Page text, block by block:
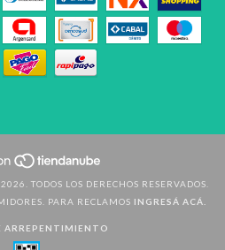
TODOS LOS DERECHOS RESERVADOS.
PARA RECLAMOS INGRESÁ ACÁ.
ARREPENTIMIENTO